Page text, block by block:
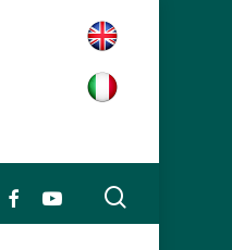
facebookyoutube